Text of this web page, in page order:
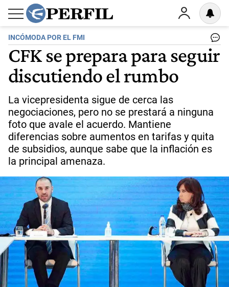
INCÓMODA POR EL FMI
CFK se prepara para seguir
discutiendo el rumbo
La vicepresidenta sigue de cerca las
negociaciones, pero no se prestará a ninguna
foto que avale el acuerdo. Mantiene
diferencias sobre aumentos en tarifas y quita
de subsidios, aunque sabe que la inflación es
la principal amenaza.